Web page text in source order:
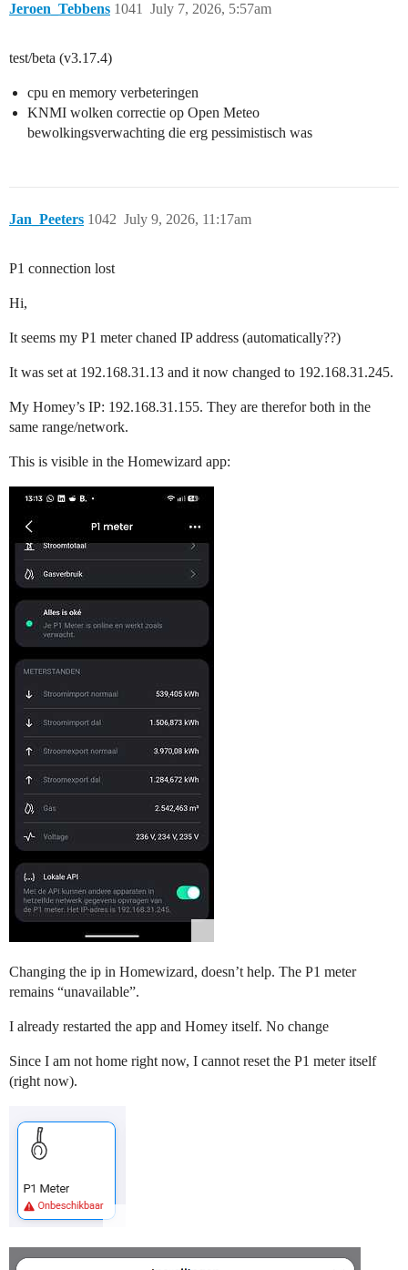
Jeroen_Tebbens July 7, 2026, 5:57am
1041
test/beta (v3.17.4)
cpu en memory verbeteringen
KNMI wolken correctie op Open Meteo
bewolkingsverwachting die erg pessimistisch was
Jan_Peeters July 9, 2026, 11:17am
1042
P1 connection lost
Hi,
It seems my P1 meter chaned IP address (automatically??)
It was set at 192.168.31.13 and it now changed to 192.168.31.245.
My Homey’s IP: 192.168.31.155. They are therefor both in the
same range/network.
This is visible in the Homewizard app:
Changing the ip in Homewizard, doesn’t help. The P1 meter
remains “unavailable”.
I already restarted the app and Homey itself. No change
Since I am not home right now, I cannot reset the P1 meter itself
(right now).